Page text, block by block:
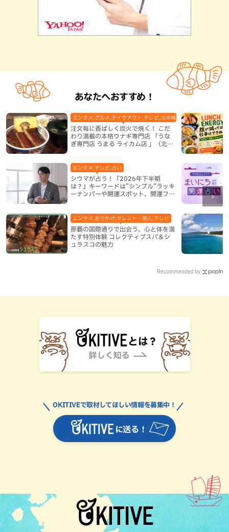
あなたへおすすめ！
注文毎に香ばしく炭火で焼く！ こだ
わり満載の本格ウナギ専門店 「うな
ぎ専門店 うまる ライカム店 」（北中
エンタメ,グルメ,テイクアウト,テレビ,北中城村,和食・日本料理,地
シウマが占う！『2026年下半期
は？』キーワードは”シンプル”ラッキ
ーナンバーや開運スポット、開運フー
エンタメ,テレビ,占い
那覇の国際通りで出会う、心と体を満
たす特別体験 コレクティブスパ＆シ
ュラスコの魅力
エンタメ,おでかけ,タレント・芸人,テレビ
Recommended by
に送る！
OKITIVEで取材してほしい情報を募集中！